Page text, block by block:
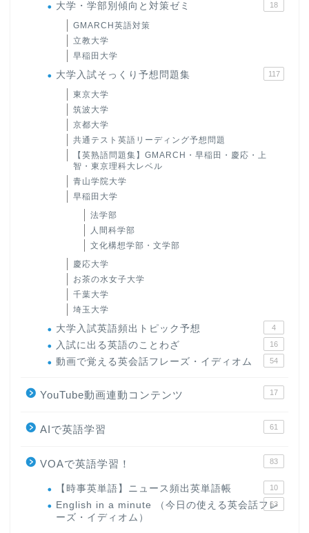
大学・学部別傾向と対策ゼミ 18
GMARCH英語対策
立教大学
早稲田大学
大学入試そっくり予想問題集 117
東京大学
筑波大学
京都大学
共通テスト英語リーディング予想問題
【英熟語問題集】GMARCH・早稲田・慶応・上
智・東京理科大レベル
青山学院大学
早稲田大学
法学部
人間科学部
文化構想学部・文学部
慶応大学
お茶の水女子大学
千葉大学
埼玉大学
大学入試英語頻出トピック予想 4
入試に出る英語のことわざ 16
動画で覚える英会話フレーズ・イディオム 54
YouTube動画連動コンテンツ 17
AIで英語学習 61
VOAで英語学習！ 83
【時事英単語】ニュース頻出英単語帳 10
English in a minute （今日の使える英会話フレ
ーズ・イディオム）
63